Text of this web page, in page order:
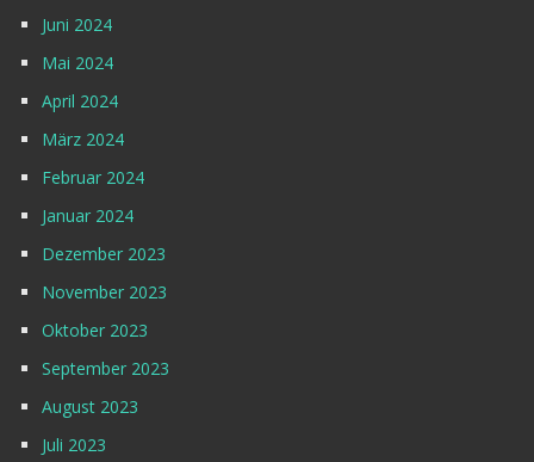
Juni 2024
Mai 2024
April 2024
März 2024
Februar 2024
Januar 2024
Dezember 2023
November 2023
Oktober 2023
September 2023
August 2023
Juli 2023